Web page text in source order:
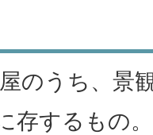
のうち、景
存するもの。